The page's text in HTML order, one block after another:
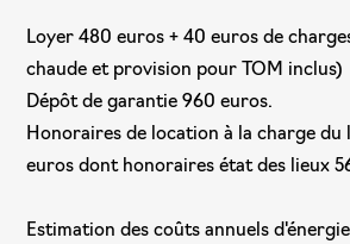
Loyer 480 euros + 40 euros de
chaude et provision pour TOM inclus)
Dépôt de garantie 960 euros.
Honoraires de location à la charge du
euros dont honoraires état des lieux
Estimation des coûts annuels